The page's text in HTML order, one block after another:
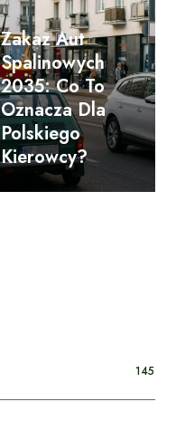
Zakaz Aut
Spalinowych
2035: Co To
Oznacza Dla
Polskiego
Kierowcy?
145